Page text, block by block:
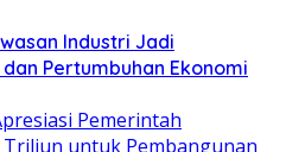
Industri Jadi
Pertumbuhan Ekonomi